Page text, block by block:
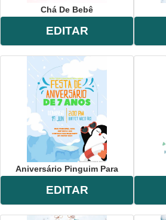
Chá De Bebê
EDITAR
Aniversário Pinguim Para
EDITAR